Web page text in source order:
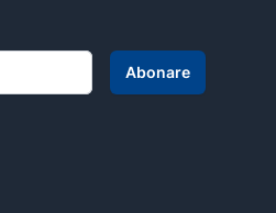
Abonare